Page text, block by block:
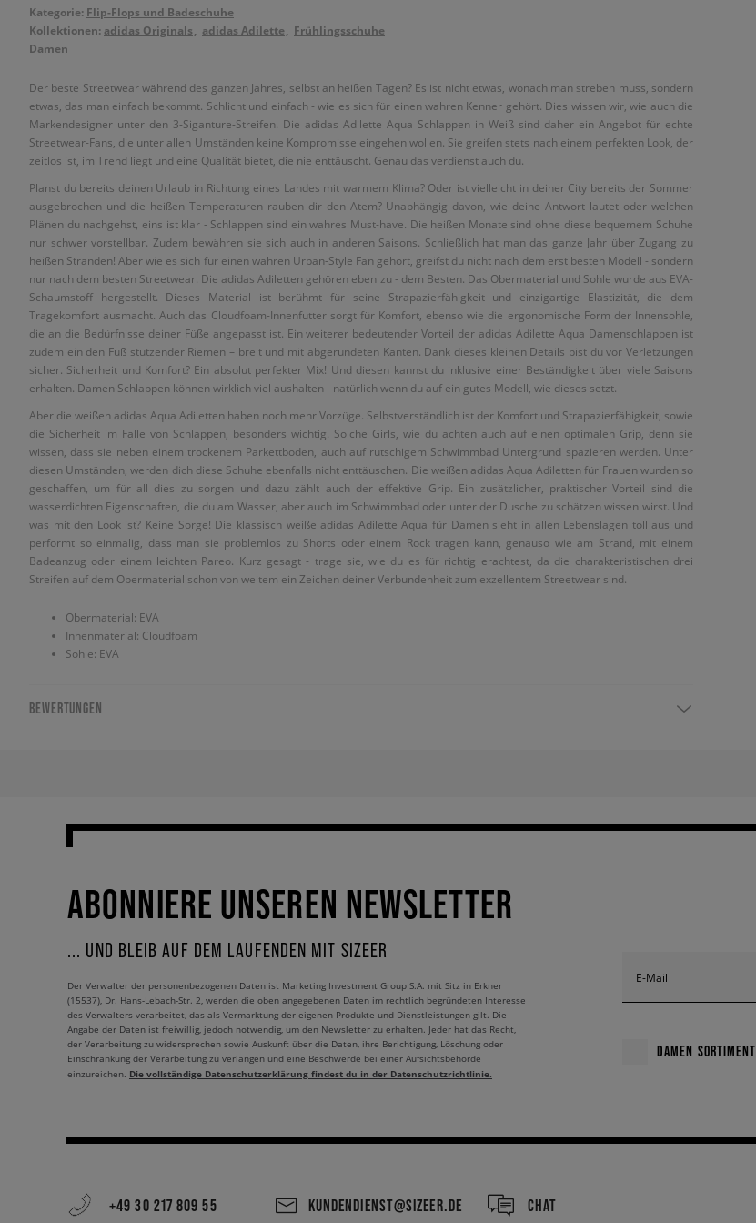
Kategorie: Flip-Flops und Badeschuhe
Kollektionen: adidas Originals adidas Adilette
Frühlingsschuhe
Damen
Der beste Streetwear während des ganzen Jahres, selbst an heißen Tagen? Es ist nicht etwas, wonach man streben muss, sondern
etwas, das man einfach bekommt. Schlicht und einfach - wie es sich für einen wahren Kenner gehört. Dies wissen wir, wie auch die
Markendesigner unter den 3-Siganture-Streifen. Die adidas Adilette Aqua Schlappen in Weiß sind daher ein Angebot für echte
Streetwear-Fans, die unter allen Umständen keine Kompromisse eingehen wollen. Sie greifen stets nach einem perfekten Look, der
zeitlos ist, im Trend liegt und eine Qualität bietet, die nie enttäuscht. Genau das verdienst auch du.
Planst du bereits deinen Urlaub in Richtung eines Landes mit warmem Klima? Oder ist vielleicht in deiner City bereits der Sommer
ausgebrochen und die heißen Temperaturen rauben dir den Atem? Unabhängig davon, wie deine Antwort lautet oder welchen
Plänen du nachgehst, eins ist klar - Schlappen sind ein wahres Must-have. Die heißen Monate sind ohne diese bequemem Schuhe
nur schwer vorstellbar. Zudem bewähren sie sich auch in anderen Saisons. Schließlich hat man das ganze Jahr über Zugang zu
heißen Stränden! Aber wie es sich für einen wahren Urban-Style Fan gehört, greifst du nicht nach dem erst besten Modell - sondern
nur nach dem besten Streetwear. Die adidas Adiletten gehören eben zu - dem Besten. Das Obermaterial und Sohle wurde aus EVA-
Schaumstoff hergestellt. Dieses Material ist berühmt für seine Strapazierfähigkeit und einzigartige Elastizität, die dem
Tragekomfort ausmacht. Auch das Cloudfoam-Innenfutter sorgt für Komfort, ebenso wie die ergonomische Form der Innensohle,
die an die Bedürfnisse deiner Füße angepasst ist. Ein weiterer bedeutender Vorteil der adidas Adilette Aqua Damenschlappen ist
zudem ein den Fuß stützender Riemen – breit und mit abgerundeten Kanten. Dank dieses kleinen Details bist du vor Verletzungen
sicher. Sicherheit und Komfort? Ein absolut perfekter Mix! Und diesen kannst du inklusive einer Beständigkeit über viele Saisons
erhalten. Damen Schlappen können wirklich viel aushalten - natürlich wenn du auf ein gutes Modell, wie dieses setzt.
Aber die weißen adidas Aqua Adiletten haben noch mehr Vorzüge. Selbstverständlich ist der Komfort und Strapazierfähigkeit, sowie
die Sicherheit im Falle von Schlappen, besonders wichtig. Solche Girls, wie du achten auch auf einen optimalen Grip, denn sie
wissen, dass sie neben einem trockenem Parkettboden, auch auf rutschigem Schwimmbad Untergrund spazieren werden. Unter
diesen Umständen, werden dich diese Schuhe ebenfalls nicht enttäuschen. Die weißen adidas Aqua Adiletten für Frauen wurden so
geschaffen, um für all dies zu sorgen und dazu zählt auch der effektive Grip. Ein zusätzlicher, praktischer Vorteil sind die
wasserdichten Eigenschaften, die du am Wasser, aber auch im Schwimmbad oder unter der Dusche zu schätzen wissen wirst. Und
was mit den Look ist? Keine Sorge! Die klassisch weiße adidas Adilette Aqua für Damen sieht in allen Lebenslagen toll aus und
performt so einmalig, dass man sie problemlos zu Shorts oder einem Rock tragen kann, genauso wie am Strand, mit einem
Badeanzug oder einem leichten Pareo. Kurz gesagt - trage sie, wie du es für richtig erachtest, da die charakteristischen drei
Streifen auf dem Obermaterial schon von weitem ein Zeichen deiner Verbundenheit zum exzellentem Streetwear sind.
Obermaterial: EVA
Innenmaterial: Cloudfoam
Sohle: EVA
BEWERTUNGEN
ABONNIERE UNSEREN NEWSLETTER
... UND BLEIB AUF DEM LAUFENDEN MIT SIZEER
E-Mail
DAMEN SORTIMENT
Der Verwalter der personenbezogenen Daten ist Marketing Investment Group S.A. mit Sitz in Erkner
(15537), Dr. Hans-Lebach-Str. 2, werden die oben angegebenen Daten im rechtlich begründeten Interesse
des Verwalters verarbeitet, das als Vermarktung der eigenen Produkte und Dienstleistungen gilt. Die
Angabe der Daten ist freiwillig, jedoch notwendig, um den Newsletter zu erhalten. Jeder hat das Recht,
der Verarbeitung zu widersprechen sowie Auskunft über die Daten, ihre Berichtigung, Löschung oder
Einschränkung der Verarbeitung zu verlangen und eine Beschwerde bei einer Aufsichtsbehörde
einzureichen. Die vollständige Datenschutzerklärung findest du in der Datenschutzrichtlinie.
+49 30 217 809 55 KUNDENDIENST@SIZEER.DE CHAT